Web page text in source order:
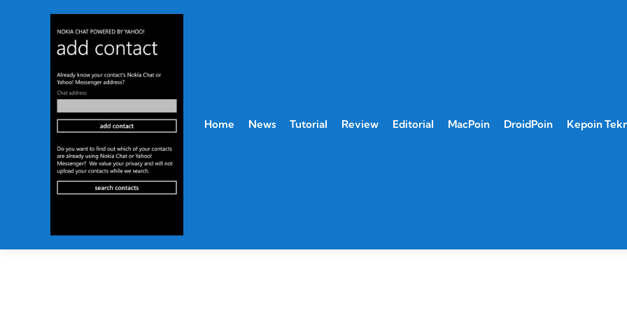
Home News Tutorial Review Editorial MacPoin DroidPoin Kepoin